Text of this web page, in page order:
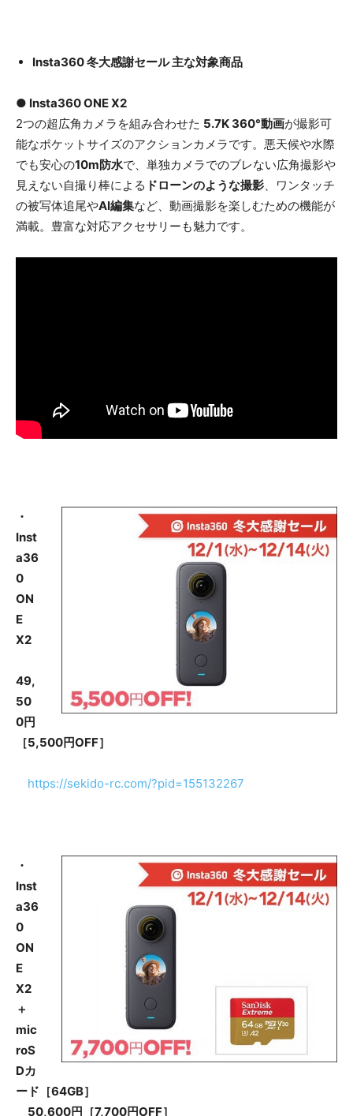
Insta360 冬大感謝セール 主な対象商品
● Insta360 ONE X2
2つの超広角カメラを組み合わせた 5.7K 360°動画が撮影可
能なポケットサイズのアクションカメラです。悪天候や水際
でも安心の10m防水で、単独カメラでのブレない広角撮影や
見えない自撮り棒による ドローンのような撮影、ワンタッチ
の被写体追尾やAI編集など、動画撮影を楽しむための機能が
満載。豊富な対応アクセサリーも魅力です。
・
Inst
a36
0
ON
E
X2
49,
50
0円
［5,500円OFF］
https://sekido-rc.com/?pid=155132267
・
Inst
a36
0
ON
E
X2
＋
mic
roS
Dカ
ード［64GB］
50,600円［7,700円OFF］